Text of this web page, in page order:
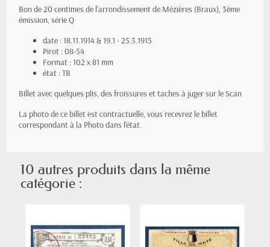
Bon de 20 centimes de l'arrondissement de Mézières (Braux), 3ème
émission, série Q
date : 18.11.1914 & 19.1 - 25.3.1915
Pirot : 08-54
Format : 102 x 81 mm
état : TB
Billet avec quelques plis, des froissures et taches à juger sur le Scan
La photo de ce billet est contractuelle, vous recevrez le billet
correspondant à la Photo dans l'état.
10 autres produits dans la même
catégorie :